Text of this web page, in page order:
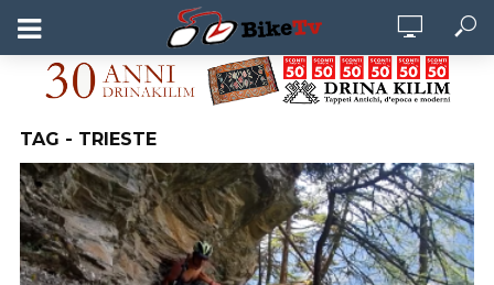
TAG - TRIESTE